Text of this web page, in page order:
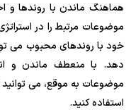
هماهنگ ماندن با روندها و
موضوعات مرتبط را در
خود با روندهای محبوب می
دهد. با منعطف ماندن و
موضوعات به موقع، می
استفاده کنید.